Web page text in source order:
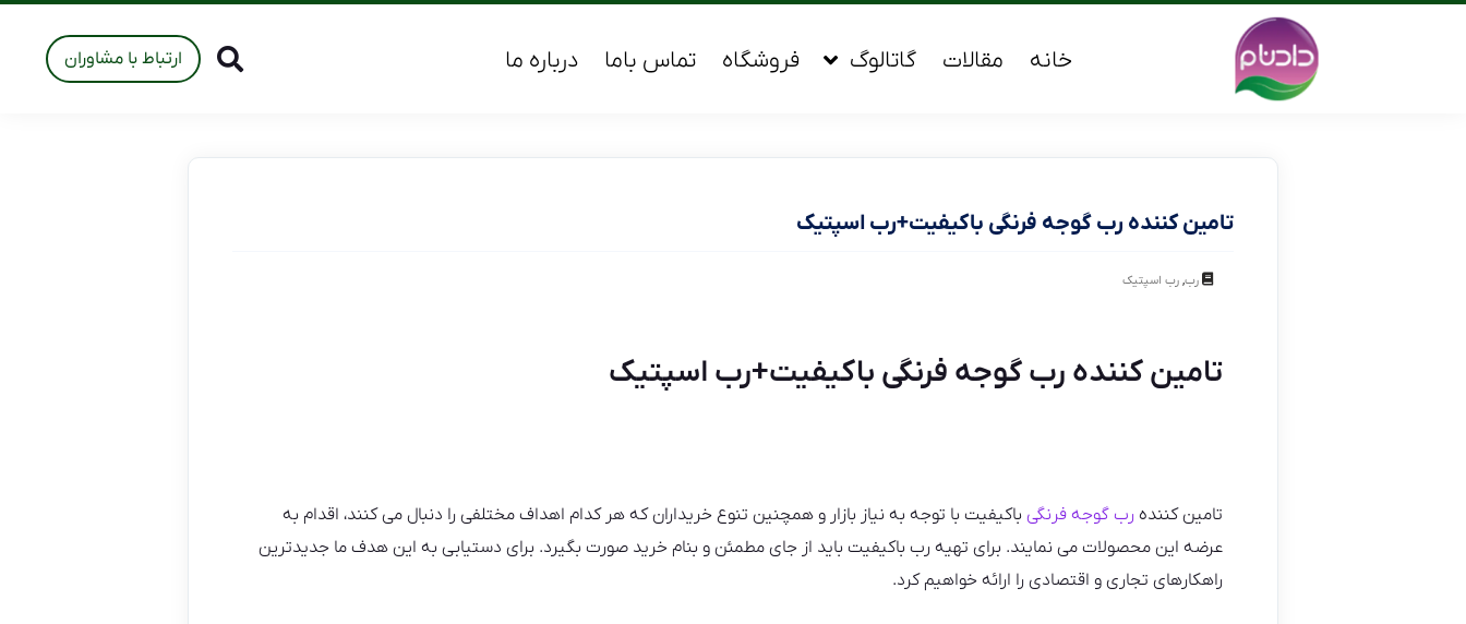
خانه مقالات گاتالوگ فروشگاه تماس باما درباره ما ارتباط با مشاوران
تامین کننده رب گوجه فرنگی باکیفیت+رب اسپتیک
رب, رب اسپتیک
تامین کننده رب گوجه فرنگی باکیفیت+رب اسپتیک
تامین کننده رب گوجه فرنگی باکیفیت با توجه به نیاز بازار و همچنین تنوع خریداران که هر کدام اهداف مختلفی را دنبال می کنند، اقدام به
عرضه این محصولات می نمایند. برای تهیه رب باکیفیت باید از جای مطمئن و بنام خرید صورت بگیرد. برای دستیابی به این هدف ما جدیدترین
راهکارهای تجاری و اقتصادی را ارائه خواهیم کرد.